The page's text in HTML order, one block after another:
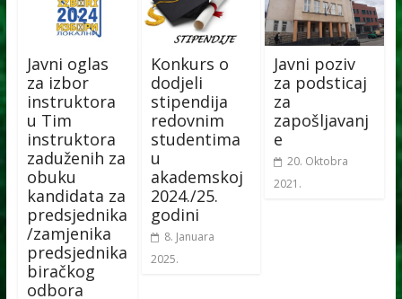
Javni oglas
za izbor
instruktora
u Tim
instruktora
zaduženih za
obuku
kandidata za
predsjednika
/zamjenika
predsjednika
biračkog
odbora
Konkurs o
dodjeli
stipendija
redovnim
studentima
u
akademskoj
2024./25.
godini
8. Januara
2025.
Javni poziv
za podsticaj
za
zapošljavanj
e
20. Oktobra
2021.